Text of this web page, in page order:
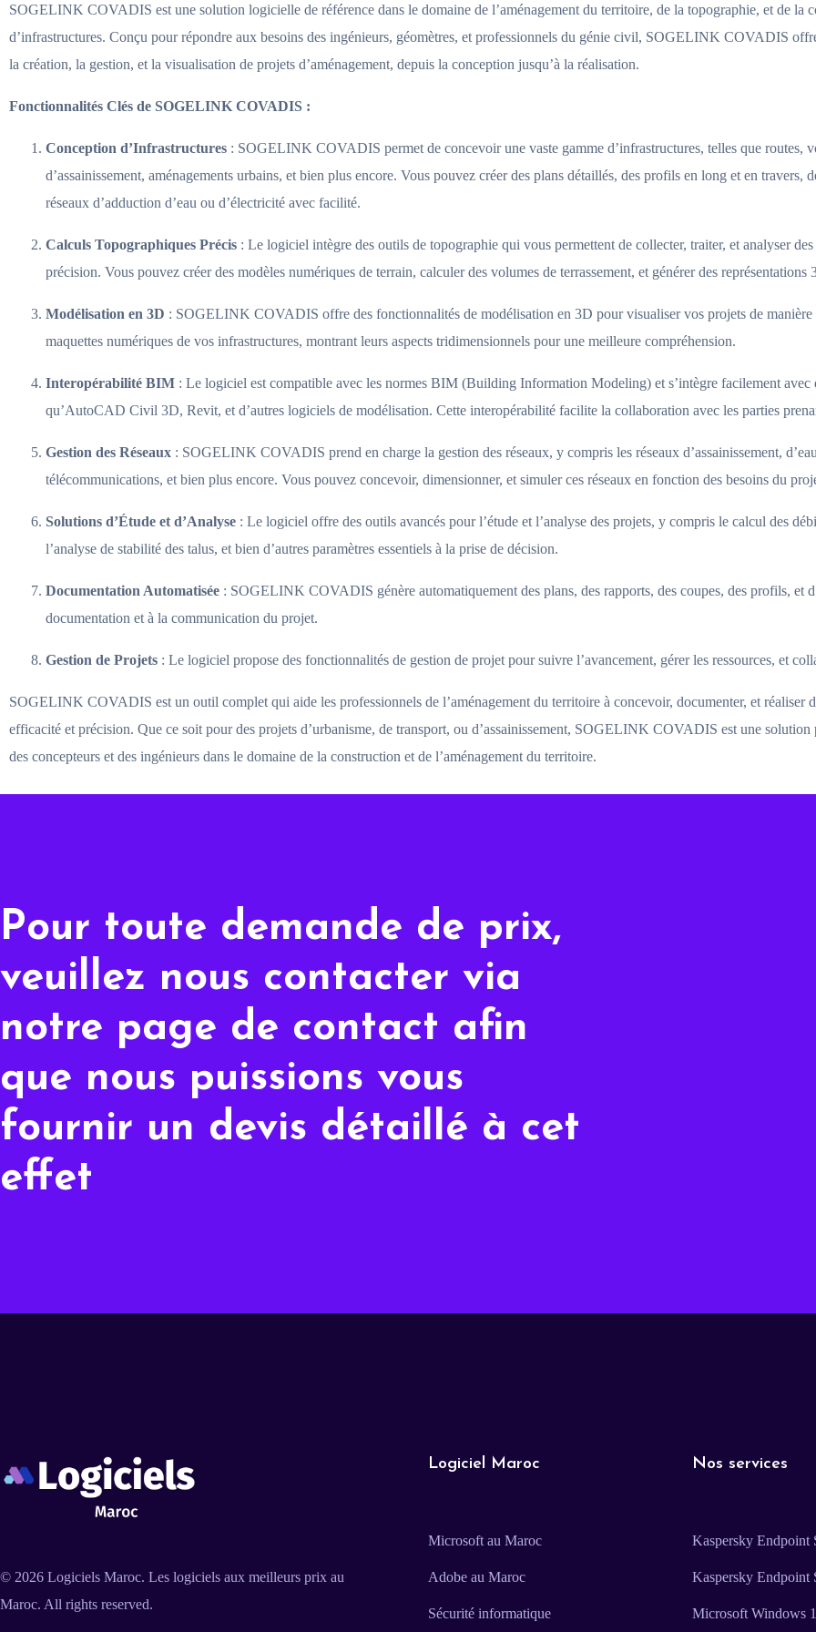
SOGELINK COVADIS est une solution logicielle de référence dans le domaine de l’aménagement du territoire, de la topographie, et de la
d’infrastructures. Conçu pour répondre aux besoins des ingénieurs, géomètres, et professionnels du génie civil, SOGELINK COVADIS
la création, la gestion, et la visualisation de projets d’aménagement, depuis la conception jusqu’à la réalisation.
Fonctionnalités Clés de SOGELINK COVADIS :
Conception d’Infrastructures : SOGELINK COVADIS permet de concevoir une vaste gamme d’infrastructures, telles que routes,
d’assainissement, aménagements urbains, et bien plus encore. Vous pouvez créer des plans détaillés, des profils en long et en travers,
réseaux d’adduction d’eau ou d’électricité avec facilité.
Calculs Topographiques Précis : Le logiciel intègre des outils de topographie qui vous permettent de collecter, traiter, et analyser
précision. Vous pouvez créer des modèles numériques de terrain, calculer des volumes de terrassement, et générer des représentations
Modélisation en 3D : SOGELINK COVADIS offre des fonctionnalités de modélisation en 3D pour visualiser vos projets de manière
maquettes numériques de vos infrastructures, montrant leurs aspects tridimensionnels pour une meilleure compréhension.
Interopérabilité BIM : Le logiciel est compatible avec les normes BIM (Building Information Modeling) et s’intègre facilement avec
qu’AutoCAD Civil 3D, Revit, et d’autres logiciels de modélisation. Cette interopérabilité facilite la collaboration avec les parties
Gestion des Réseaux : SOGELINK COVADIS prend en charge la gestion des réseaux, y compris les réseaux d’assainissement,
télécommunications, et bien plus encore. Vous pouvez concevoir, dimensionner, et simuler ces réseaux en fonction des besoins du
Solutions d’Étude et d’Analyse : Le logiciel offre des outils avancés pour l’étude et l’analyse des projets, y compris le calcul des
l’analyse de stabilité des talus, et bien d’autres paramètres essentiels à la prise de décision.
Documentation Automatisée : SOGELINK COVADIS génère automatiquement des plans, des rapports, des coupes, des profils, et
documentation et à la communication du projet.
Gestion de Projets : Le logiciel propose des fonctionnalités de gestion de projet pour suivre l’avancement, gérer les ressources, et
SOGELINK COVADIS est un outil complet qui aide les professionnels de l’aménagement du territoire à concevoir, documenter, et réaliser
efficacité et précision. Que ce soit pour des projets d’urbanisme, de transport, ou d’assainissement, SOGELINK COVADIS est une
des concepteurs et des ingénieurs dans le domaine de la construction et de l’aménagement du territoire.
Pour toute demande de prix,
veuillez nous contacter via
notre page de contact afin
que nous puissions vous
fournir un devis détaillé à cet
effet
© 2026 Logiciels Maroc. Les logiciels aux meilleurs prix au
Maroc. All rights reserved.
Logiciel Maroc
Microsoft au Maroc
Adobe au Maroc
Sécurité informatique
Nos services
Kaspersky Endpoint
Kaspersky Endpoint
Microsoft Windows